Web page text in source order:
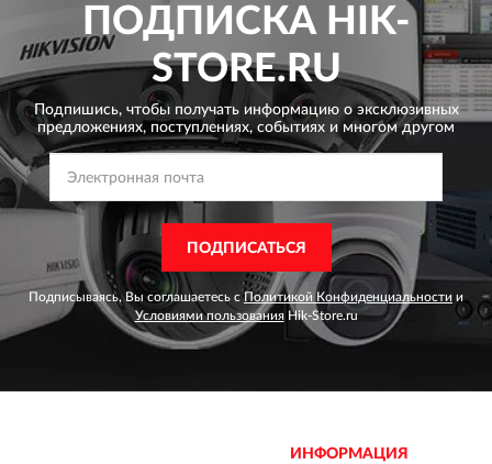
ПОДПИСКА HIK-
STORE.RU
Подпишись, чтобы получать информацию о эксклюзивных
предложениях, поступлениях, событиях и многом другом
ПОДПИСАТЬСЯ
Подписываясь, Вы соглашаетесь сПолитикой Конфиденциальности и
Условиями пользованияHik-Store.ru
ИНФОРМАЦИЯ